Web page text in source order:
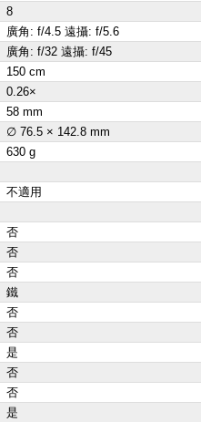
8
廣角: f/4.5 遠攝: f/5.6
廣角: f/32 遠攝: f/45
150 cm
0.26×
58 mm
∅ 76.5 × 142.8 mm
630 g
不適用
否
否
否
鐵
否
否
是
否
否
是